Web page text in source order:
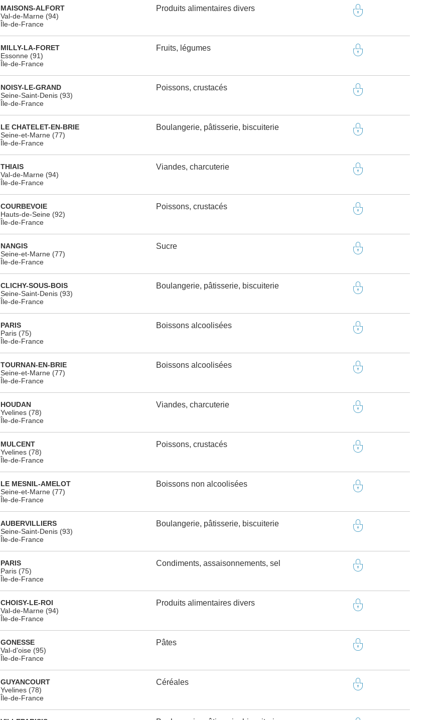
MAISONS-ALFORT
Val-de-Marne (94)
Île-de-France
Produits alimentaires divers
MILLY-LA-FORET
Essonne (91)
Île-de-France
Fruits, légumes
NOISY-LE-GRAND
Seine-Saint-Denis (93)
Île-de-France
Poissons, crustacés
LE CHATELET-EN-BRIE
Seine-et-Marne (77)
Île-de-France
Boulangerie, pâtisserie, biscuiterie
THIAIS
Val-de-Marne (94)
Île-de-France
Viandes, charcuterie
COURBEVOIE
Hauts-de-Seine (92)
Île-de-France
Poissons, crustacés
NANGIS
Seine-et-Marne (77)
Île-de-France
Sucre
CLICHY-SOUS-BOIS
Seine-Saint-Denis (93)
Île-de-France
Boulangerie, pâtisserie, biscuiterie
PARIS
Paris (75)
Île-de-France
Boissons alcoolisées
TOURNAN-EN-BRIE
Seine-et-Marne (77)
Île-de-France
Boissons alcoolisées
HOUDAN
Yvelines (78)
Île-de-France
Viandes, charcuterie
MULCENT
Yvelines (78)
Île-de-France
Poissons, crustacés
LE MESNIL-AMELOT
Seine-et-Marne (77)
Île-de-France
Boissons non alcoolisées
AUBERVILLIERS
Seine-Saint-Denis (93)
Île-de-France
Boulangerie, pâtisserie, biscuiterie
PARIS
Paris (75)
Île-de-France
Condiments, assaisonnements, sel
CHOISY-LE-ROI
Val-de-Marne (94)
Île-de-France
Produits alimentaires divers
GONESSE
Val-d'oise (95)
Île-de-France
Pâtes
GUYANCOURT
Yvelines (78)
Île-de-France
Céréales